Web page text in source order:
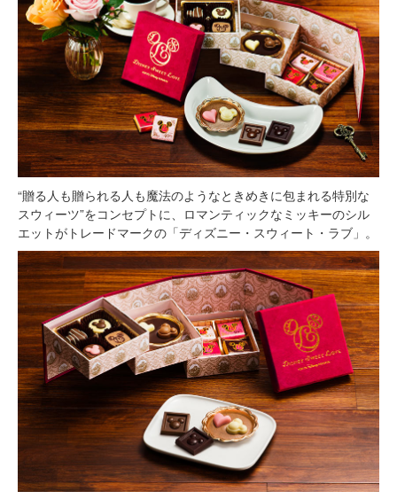
“贈る人も贈られる人も魔法のようなときめきに包まれる特別な
スウィーツ”をコンセプトに、ロマンティックなミッキーのシル
エットがトレードマークの「ディズニー・スウィート・ラブ」。